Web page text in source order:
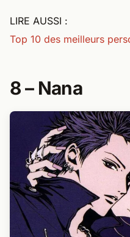
LIRE AUSSI :
Top 10 des meilleurs
8 – Nana​